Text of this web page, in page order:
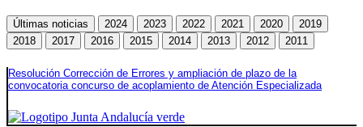
Últimas noticias 2024 2023 2022 2021 2020
2019
2018
2017 2016 2015 2014 2013 2012 2011
Resolución Corrección de Errores y ampliación de plazo de la
convocatoria concurso de acoplamiento de Atención Especializada